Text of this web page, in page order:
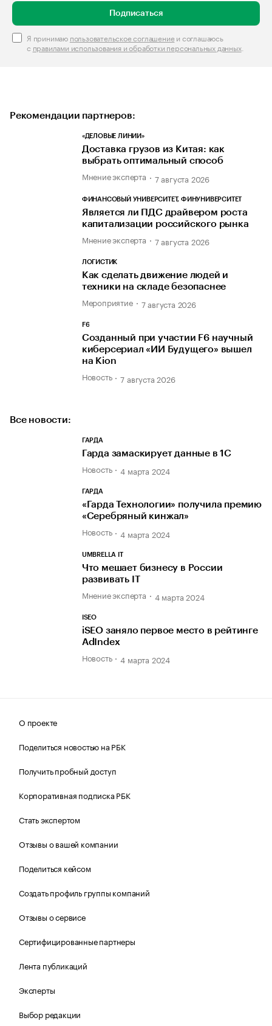
Подписаться
Я принимаю пользовательское соглашениеи соглашаюсь
с правилами использования и обработки персональных данных.
Рекомендации партнеров:
«ДЕЛОВЫЕ ЛИНИИ»
Доставка грузов из Китая: как
выбрать оптимальный способ
Мнение эксперта 7 августа 2026
ФИНАНСОВЫЙ УНИВЕРСИТЕТ, ФИНУНИВЕРСИТЕТ
Является ли ПДС драйвером роста
капитализации российского рынка
Мнение эксперта 7 августа 2026
ЛОГИСТИК
Как сделать движение людей и
техники на складе безопаснее
Мероприятие 7 августа 2026
F6
Созданный при участии F6 научный
киберсериал «ИИ Будущего» вышел
на Kion
Новость 7 августа 2026
Все новости:
ГАРДА
Гарда замаскирует данные в 1С
Новость 4 марта 2024
ГАРДА
«Гарда Технологии» получила премию
«Серебряный кинжал»
Новость 4 марта 2024
UMBRELLA IT
Что мешает бизнесу в России
развивать IT
Мнение эксперта 4 марта 2024
ISEO
iSEO заняло первое место в рейтинге
AdIndex
Новость 4 марта 2024
О проекте
Поделиться новостью на РБК
Получить пробный доступ
Корпоративная подписка РБК
Стать экспертом
Отзывы о вашей компании
Поделиться кейсом
Создать профиль группы компаний
Отзывы о сервисе
Сертифицированные партнеры
Лента публикаций
Эксперты
Выбор редакции